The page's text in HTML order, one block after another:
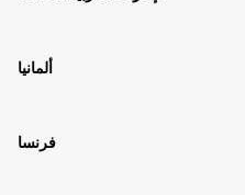
ألمانيا
فرنسا